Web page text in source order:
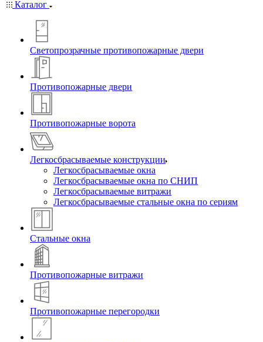
Каталог
Светопрозрачные противопожарные двери
Противопожарные двери
Противопожарные ворота
Легкосбрасываемые конструкции
Легкосбрасываемые окна
Легкосбрасываемые окна по СНИП
Легкосбрасываемые витражи
Легкосбрасываемые стальные окна по сериям
Стальные окна
Противопожарные витражи
Противопожарные перегородки